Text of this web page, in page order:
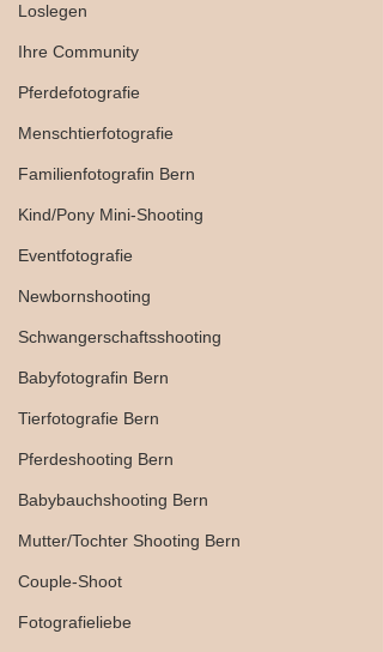
Loslegen
Ihre Community
Pferdefotografie
Menschtierfotografie
Familienfotografin Bern
Kind/Pony Mini-Shooting
Eventfotografie
Newbornshooting
Schwangerschaftsshooting
Babyfotografin Bern
Tierfotografie Bern
Pferdeshooting Bern
Babybauchshooting Bern
Mutter/Tochter Shooting Bern
Couple-Shoot
Fotografieliebe